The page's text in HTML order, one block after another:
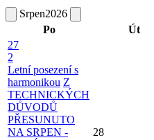
Srpen2026
Po
Út
27
2
Letní posezení s
harmonikou Z
TECHNICKÝCH
DŮVODŮ
PŘESUNUTO
NA SRPEN -
28